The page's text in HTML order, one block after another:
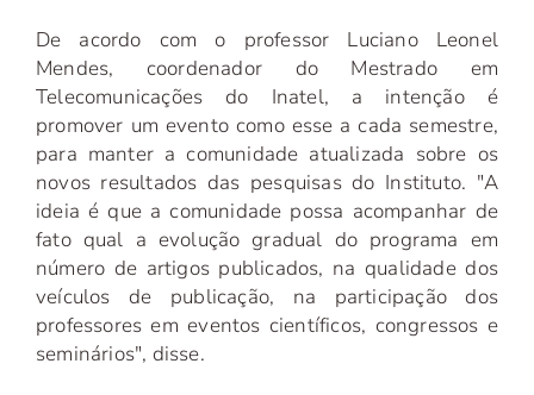
De acordo com o professor Luciano Leonel
Mendes, coordenador do Mestrado em
Telecomunicações do Inatel, a intenção é
promover um evento como esse a cada semestre,
para manter a comunidade atualizada sobre os
novos resultados das pesquisas do Instituto. "A
ideia é que a comunidade possa acompanhar de
fato qual a evolução gradual do programa em
número de artigos publicados, na qualidade dos
veículos de publicação, na participação dos
professores em eventos científicos, congressos e
seminários", disse.